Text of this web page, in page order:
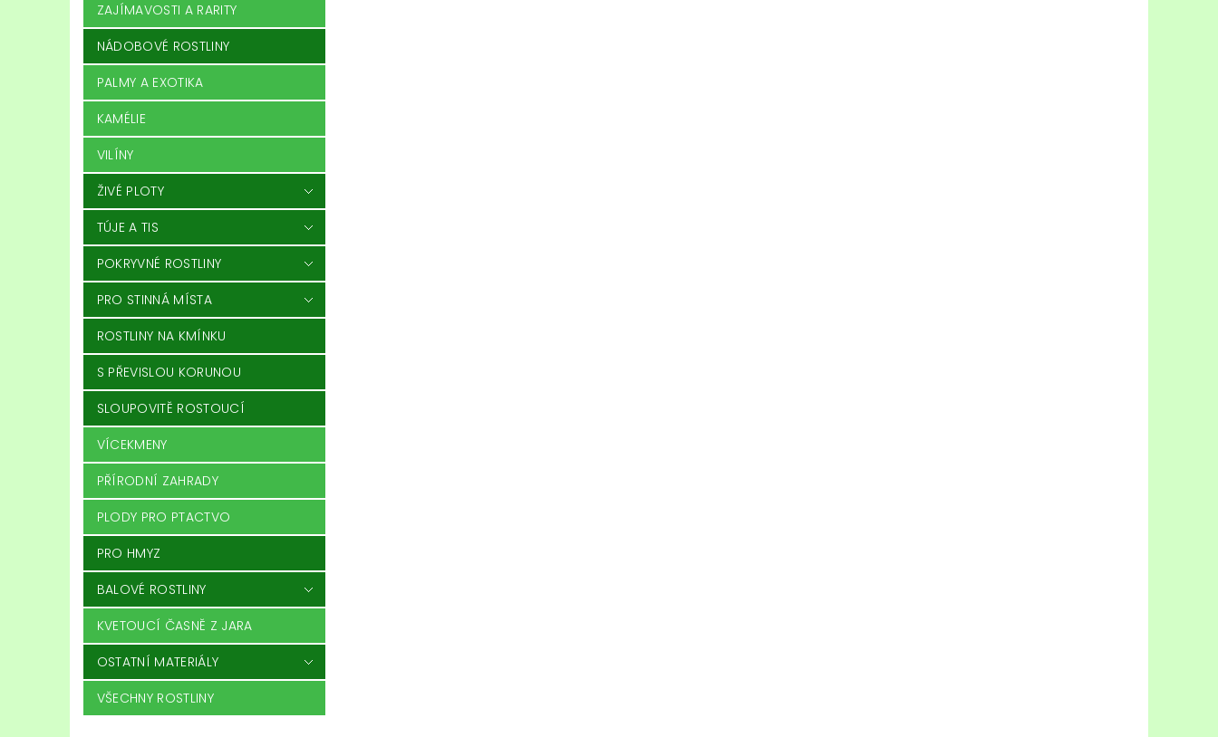
ZAJÍMAVOSTI A RARITY
NÁDOBOVÉ ROSTLINY
PALMY A EXOTIKA
KAMÉLIE
VILÍNY
ŽIVÉ PLOTY
TÚJE A TIS
POKRYVNÉ ROSTLINY
PRO STINNÁ MÍSTA
ROSTLINY NA KMÍNKU
S PŘEVISLOU KORUNOU
SLOUPOVITĚ ROSTOUCÍ
VÍCEKMENY
PŘÍRODNÍ ZAHRADY
PLODY PRO PTACTVO
PRO HMYZ
BALOVÉ ROSTLINY
KVETOUCÍ ČASNĚ Z JARA
OSTATNÍ MATERIÁLY
VŠECHNY ROSTLINY